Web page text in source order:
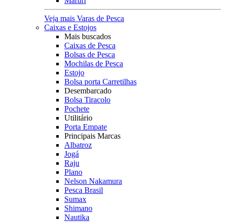
Veja mais Varas de Pesca
Caixas e Estojos
Mais buscados
Caixas de Pesca
Bolsas de Pesca
Mochilas de Pesca
Estojo
Bolsa porta Carretilhas
Desembarcado
Bolsa Tiracolo
Pochete
Utilitário
Porta Empate
Principais Marcas
Albatroz
Jogá
Raju
Plano
Nelson Nakamura
Pesca Brasil
Sumax
Shimano
Nautika